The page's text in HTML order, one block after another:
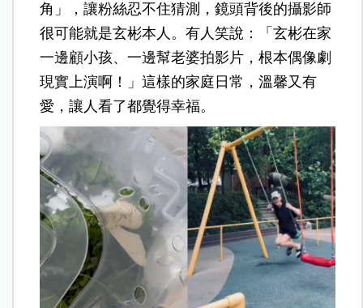
角」，讓粉絲忍不住猜測，鏡頭背後的攝影師
很可能就是玄彬本人。有人笑說：「玄彬在家
一邊顧小孩、一邊幫老婆拍影片，根本偶像劇
現實上演啊！」這樣的家庭日常，溫馨又有
愛，讓人看了都覺得幸福。